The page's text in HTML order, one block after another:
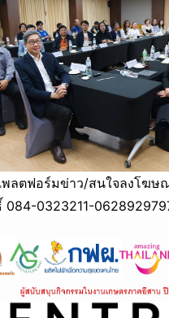
ลตฟอร์มข่าว/สนใจลงโฆษ
0323211-